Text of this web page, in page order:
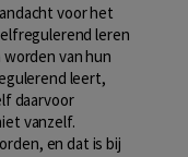
voor het
leren
van hun
leert,
daarvoor
vanzelf.
en dat is bij